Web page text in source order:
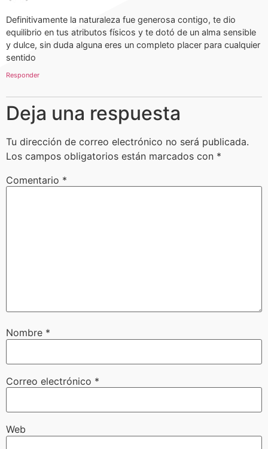
Definitivamente la naturaleza fue generosa contigo, te dio
equilibrio en tus atributos físicos y te dotó de un alma sensible
y dulce, sin duda alguna eres un completo placer para cualquier
sentido
Responder
Deja una respuesta
Tu dirección de correo electrónico no será publicada.
Los campos obligatorios están marcados con *
Comentario *
Nombre *
Correo electrónico *
Web